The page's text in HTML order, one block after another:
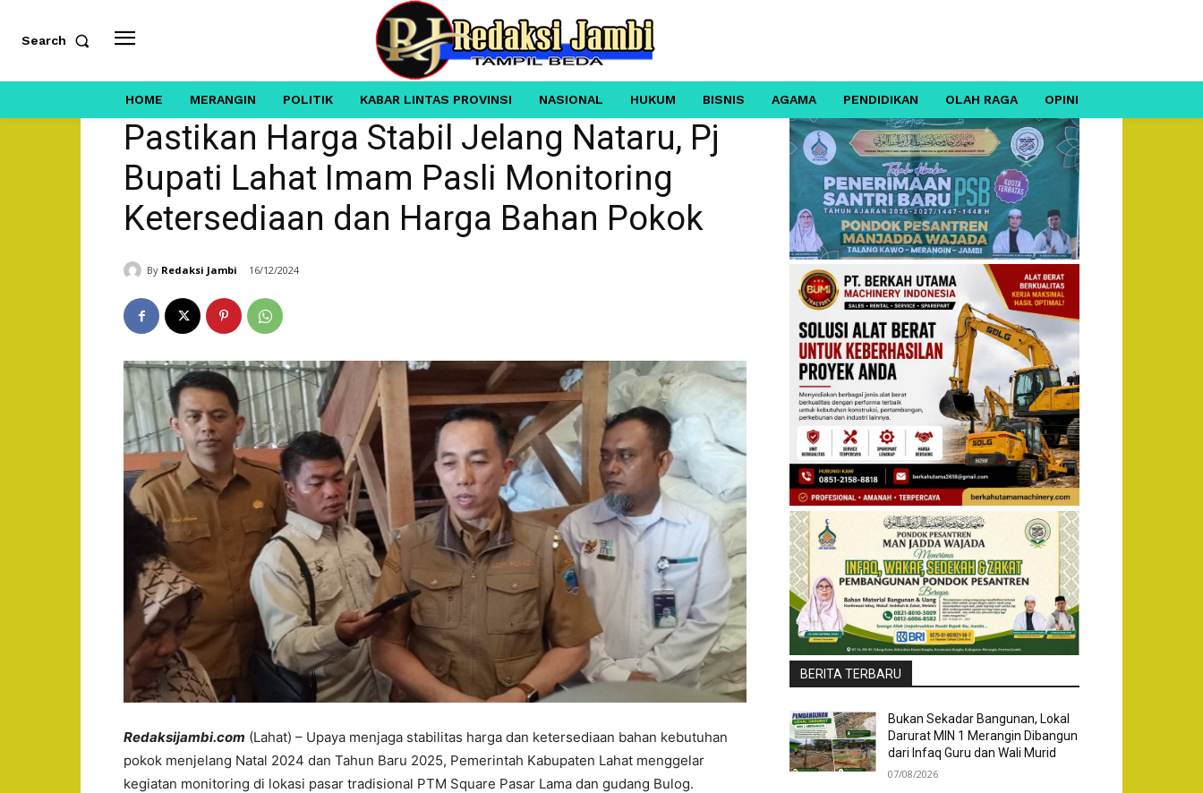
Search
HOME MERANGIN POLITIK KABAR LINTAS PROVINSI NASIONAL HUKUM BISNIS AGAMA PENDIDIKAN OLAH RAGA OPINI
Pastikan Harga Stabil Jelang Nataru, Pj
Bupati Lahat Imam Pasli Monitoring
Ketersediaan dan Harga Bahan Pokok
By Redaksi Jambi 16/12/2024
Redaksijambi.com (Lahat) – Upaya menjaga stabilitas harga dan ketersediaan bahan kebutuhan
pokok menjelang Natal 2024 dan Tahun Baru 2025, Pemerintah Kabupaten Lahat menggelar
kegiatan monitoring di lokasi pasar tradisional PTM Square Pasar Lama dan gudang Bulog.
BERITA TERBARU
Bukan Sekadar Bangunan, Lokal
Darurat MIN 1 Merangin Dibangun
dari Infaq Guru dan Wali Murid
07/08/2026